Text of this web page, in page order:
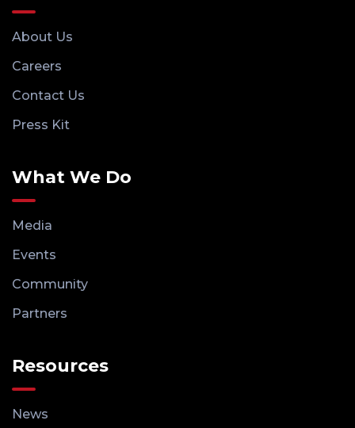
About Us
Careers
Contact Us
Press Kit
What We Do
Media
Events
Community
Partners
Resources
News